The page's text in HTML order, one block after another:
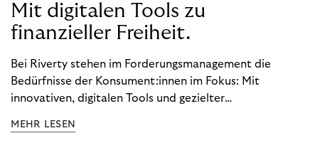
Mit digitalen Tools zu
finanzieller Freiheit.
Bei Riverty stehen im Forderungsmanagement die
Bedürfnisse der Konsument:innen im Fokus: Mit
innovativen, digitalen Tools und gezielter
ein Leben in finanzieller Freiheit zu führen. So
MEHR LESEN